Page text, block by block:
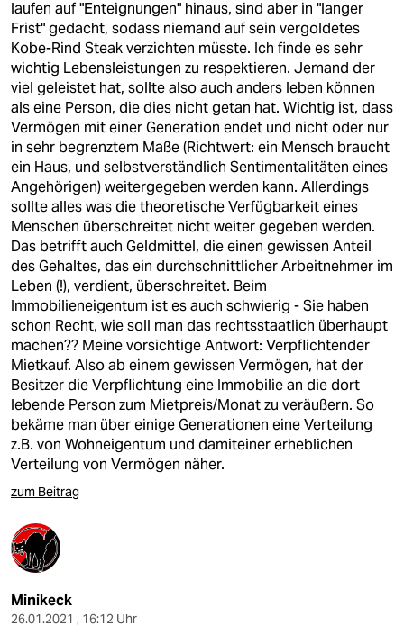
laufen auf "Enteignungen" hinaus, sind aber in "langer
Frist" gedacht, sodass niemand auf sein vergoldetes
Kobe-Rind Steak verzichten müsste. Ich finde es sehr
wichtig Lebensleistungen zu respektieren. Jemand der
viel geleistet hat, sollte also auch anders leben können
als eine Person, die dies nicht getan hat. Wichtig ist, dass
Vermögen mit einer Generation endet und nicht oder nur
in sehr begrenztem Maße (Richtwert: ein Mensch braucht
ein Haus, und selbstverständlich Sentimentalitäten eines
Angehörigen) weitergegeben werden kann. Allerdings
sollte alles was die theoretische Verfügbarkeit eines
Menschen überschreitet nicht weiter gegeben werden.
Das betrifft auch Geldmittel, die einen gewissen Anteil
des Gehaltes, das ein durchschnittlicher Arbeitnehmer im
Leben (!), verdient, überschreitet. Beim
Immobilieneigentum ist es auch schwierig - Sie haben
schon Recht, wie soll man das rechtsstaatlich überhaupt
machen?? Meine vorsichtige Antwort: Verpflichtender
Mietkauf. Also ab einem gewissen Vermögen, hat der
Besitzer die Verpflichtung eine Immobilie an die dort
lebende Person zum Mietpreis/Monat zu veräußern. So
bekäme man über einige Generationen eine Verteilung
z.B. von Wohneigentum und damiteiner erheblichen
Verteilung von Vermögen näher.
zum Beitrag
Minikeck
26.01.2021 , 16:12 Uhr